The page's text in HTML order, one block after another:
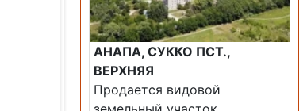
АНАПА, СУККО ПСТ.,
ВЕРХНЯЯ
Продается видовой